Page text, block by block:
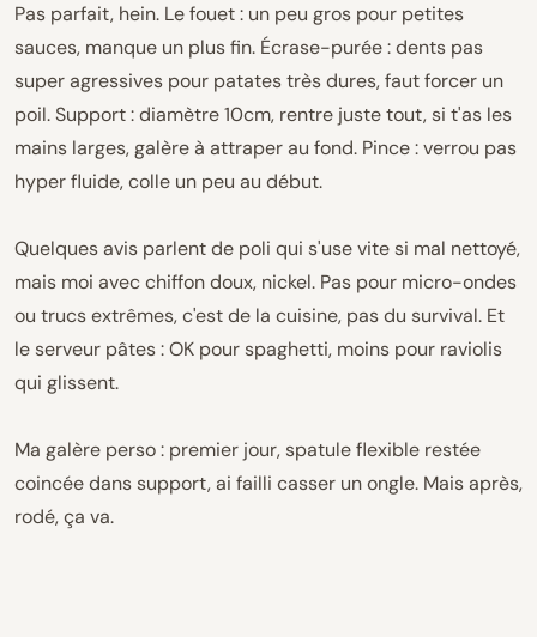
Pas parfait, hein. Le fouet : un peu gros pour petites
sauces, manque un plus fin. Écrase-purée : dents pas
super agressives pour patates très dures, faut forcer un
poil. Support : diamètre 10cm, rentre juste tout, si t'as les
mains larges, galère à attraper au fond. Pince : verrou pas
hyper fluide, colle un peu au début.
Quelques avis parlent de poli qui s'use vite si mal nettoyé,
mais moi avec chiffon doux, nickel. Pas pour micro-ondes
ou trucs extrêmes, c'est de la cuisine, pas du survival. Et
le serveur pâtes : OK pour spaghetti, moins pour raviolis
qui glissent.
Ma galère perso : premier jour, spatule flexible restée
coincée dans support, ai failli casser un ongle. Mais après,
rodé, ça va.